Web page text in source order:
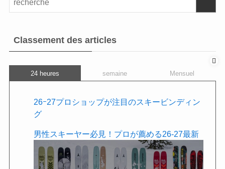
Classement des articles
24 heures semaine Mensuel
26ｰ27プロショップが注目のスキービンディン
グ
男性スキーヤー必見！プロが薦める26-27最新